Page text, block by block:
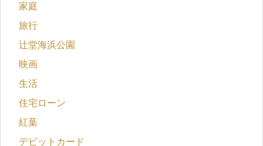
家庭
旅行
辻堂海浜公園
映画
生活
住宅ローン
紅葉
デビットカード